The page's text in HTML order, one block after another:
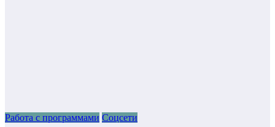
Работа с программами Соцсети